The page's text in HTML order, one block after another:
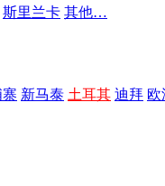
斯里兰卡 其他…
新马泰 土耳其 迪拜 欧